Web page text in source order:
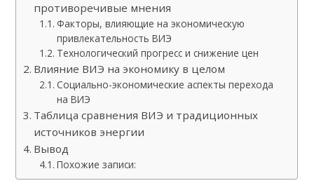
противоречивые мнения
Факторы, влияющие на экономическую
привлекательность ВИЭ
Технологический прогресс и снижение цен
Влияние ВИЭ на экономику в целом
Социально-экономические аспекты перехода
на ВИЭ
Таблица сравнения ВИЭ и традиционных
источников энергии
Вывод
Похожие записи: